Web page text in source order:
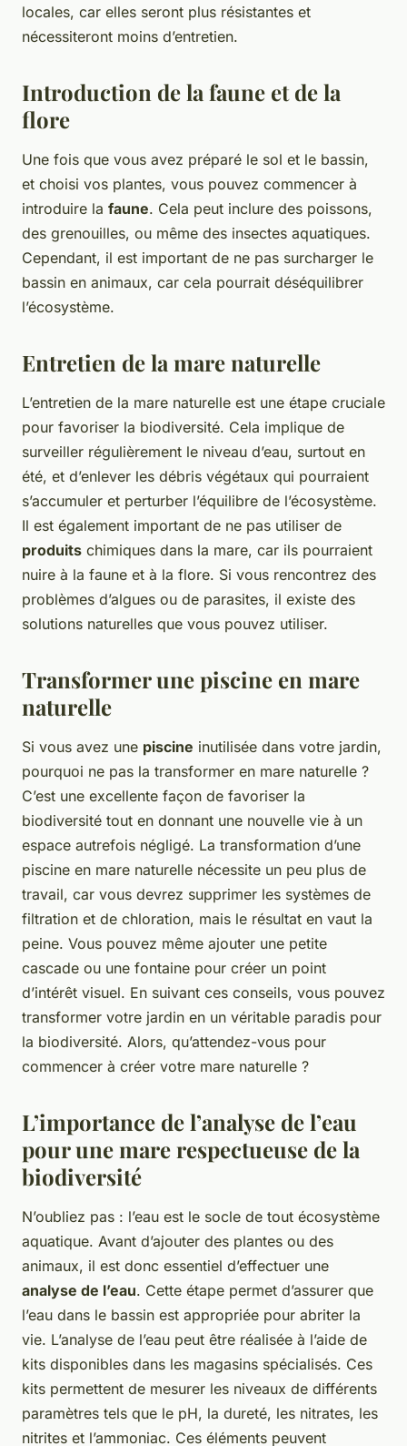
locales, car elles seront plus résistantes et
nécessiteront moins d’entretien.
Introduction de la faune et de la
flore
Une fois que vous avez préparé le sol et le bassin,
et choisi vos plantes, vous pouvez commencer à
introduire la faune. Cela peut inclure des poissons,
des grenouilles, ou même des insectes aquatiques.
Cependant, il est important de ne pas surcharger le
bassin en animaux, car cela pourrait déséquilibrer
l’écosystème.
Entretien de la mare naturelle
L’entretien de la mare naturelle est une étape cruciale
pour favoriser la biodiversité. Cela implique de
surveiller régulièrement le niveau d’eau, surtout en
été, et d’enlever les débris végétaux qui pourraient
s’accumuler et perturber l’équilibre de l’écosystème.
Il est également important de ne pas utiliser de
produits chimiques dans la mare, car ils pourraient
nuire à la faune et à la flore. Si vous rencontrez des
problèmes d’algues ou de parasites, il existe des
solutions naturelles que vous pouvez utiliser.
Transformer une piscine en mare
naturelle
Si vous avez une piscine inutilisée dans votre jardin,
pourquoi ne pas la transformer en mare naturelle ?
C’est une excellente façon de favoriser la
biodiversité tout en donnant une nouvelle vie à un
espace autrefois négligé. La transformation d’une
piscine en mare naturelle nécessite un peu plus de
travail, car vous devrez supprimer les systèmes de
filtration et de chloration, mais le résultat en vaut la
peine. Vous pouvez même ajouter une petite
cascade ou une fontaine pour créer un point
d’intérêt visuel. En suivant ces conseils, vous pouvez
transformer votre jardin en un véritable paradis pour
la biodiversité. Alors, qu’attendez-vous pour
commencer à créer votre mare naturelle ?
L’importance de l’analyse de l’eau
pour une mare respectueuse de la
biodiversité
N’oubliez pas : l’eau est le socle de tout écosystème
aquatique. Avant d’ajouter des plantes ou des
animaux, il est donc essentiel d’effectuer une
analyse de l’eau. Cette étape permet d’assurer que
l’eau dans le bassin est appropriée pour abriter la
vie. L’analyse de l’eau peut être réalisée à l’aide de
kits disponibles dans les magasins spécialisés. Ces
kits permettent de mesurer les niveaux de différents
paramètres tels que le pH, la dureté, les nitrates, les
nitrites et l’ammoniac. Ces éléments peuvent